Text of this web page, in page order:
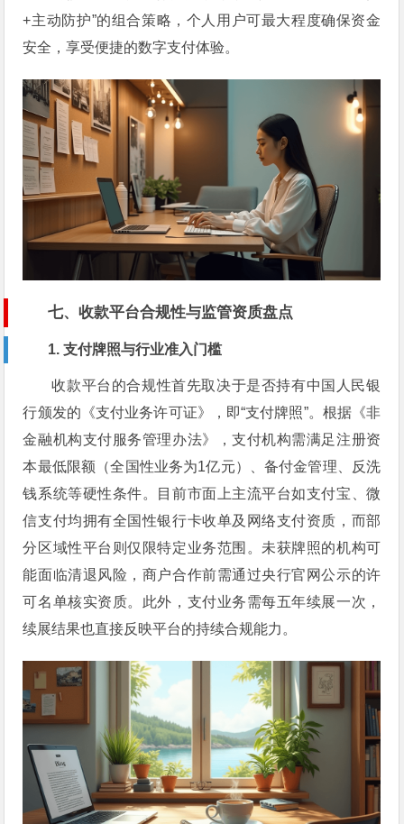
+主动防护”的组合策略，个人用户可最大程度确保资金
安全，享受便捷的数字支付体验。
七、收款平台合规性与监管资质盘点
1. 支付牌照与行业准入门槛
收款平台的合规性首先取决于是否持有中国人民银
行颁发的《支付业务许可证》，即“支付牌照”。根据《非
金融机构支付服务管理办法》，支付机构需满足注册资
本最低限额（全国性业务为1亿元）、备付金管理、反洗
钱系统等硬性条件。目前市面上主流平台如支付宝、微
信支付均拥有全国性银行卡收单及网络支付资质，而部
分区域性平台则仅限特定业务范围。未获牌照的机构可
能面临清退风险，商户合作前需通过央行官网公示的许
可名单核实资质。此外，支付业务需每五年续展一次，
续展结果也直接反映平台的持续合规能力。